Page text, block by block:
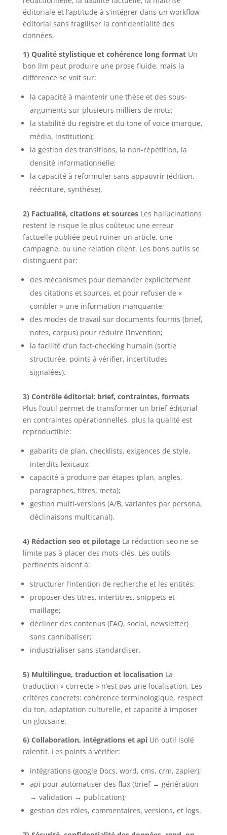
éditoriale et l’aptitude à s’intégrer dans un workflow
éditorial sans fragiliser la confidentialité des
données.
1) Qualité stylistique et cohérence long formatUn
bon llm peut produire une prose fluide, mais la
différence se voit sur:
la capacité à maintenir une thèse et des sous-
arguments sur plusieurs milliers de mots;
la stabilité du registre et du tone of voice (marque,
média, institution);
la gestion des transitions, la non-répétition, la
densité informationnelle;
la capacité à reformuler sans appauvrir (édition,
réécriture, synthèse).
2) Factualité, citations et sourcesLes hallucinations
restent le risque le plus coûteux: une erreur
factuelle publiée peut ruiner un article, une
campagne, ou une relation client. Les bons outils se
distinguent par:
des mécanismes pour demander explicitement
des citations et sources, et pour refuser de «
combler » une information manquante;
des modes de travail sur documents fournis (brief,
notes, corpus) pour réduire l’invention;
la facilité d’un fact-checking humain (sortie
structurée, points à vérifier, incertitudes
signalées).
3) Contrôle éditorial: brief, contraintes, formats
Plus l’outil permet de transformer un brief éditorial
en contraintes opérationnelles, plus la qualité est
reproductible:
gabarits de plan, checklists, exigences de style,
interdits lexicaux;
capacité à produire par étapes (plan, angles,
paragraphes, titres, meta);
gestion multi-versions (A/B, variantes par persona,
déclinaisons multicanal).
4) Rédaction seo et pilotageLa rédaction seo ne se
limite pas à placer des mots-clés. Les outils
pertinents aident à:
structurer l’intention de recherche et les entités;
proposer des titres, intertitres, snippets et
maillage;
décliner des contenus (FAQ, social, newsletter)
sans cannibaliser;
industrialiser sans standardiser.
5) Multilingue, traduction et localisationLa
traduction « correcte » n’est pas une localisation. Les
critères concrets: cohérence terminologique, respect
du ton, adaptation culturelle, et capacité à imposer
un glossaire.
6) Collaboration, intégrations et apiUn outil isolé
ralentit. Les points à vérifier:
intégrations (google Docs, word, cms, crm, zapier);
api pour automatiser des flux (brief → génération
→ validation → publication);
gestion des rôles, commentaires, versions, et logs.